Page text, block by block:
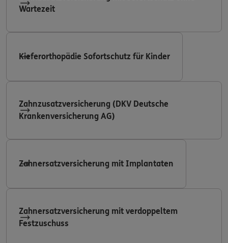
Wartezeit
Kieferorthopädie Sofortschutz für Kinder
Zahnzusatzversicherung (DKV Deutsche
Krankenversicherung AG)
Zahnersatzversicherung mit Implantaten
Zahnersatzversicherung mit verdoppeltem
Festzuschuss